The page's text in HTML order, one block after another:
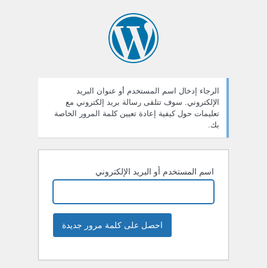
الرجاء إدخال اسم المستخدم أو عنوان البريد
الإلكتروني. سوف تتلقى رسالة بريد إلكتروني مع
تعليمات حول كيفية إعادة تعيين كلمة المرور الخاصة
بك.
اسم المستخدم أو البريد الإلكتروني